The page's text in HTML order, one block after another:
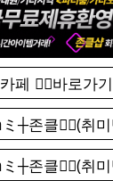
페 ❤️‍🔥바로가기